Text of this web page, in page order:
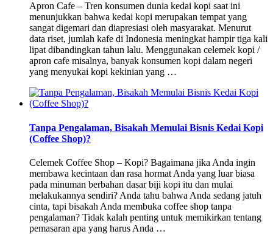
Apron Cafe – Tren konsumen dunia kedai kopi saat ini
menunjukkan bahwa kedai kopi merupakan tempat yang
sangat digemari dan diapresiasi oleh masyarakat. Menurut
data riset, jumlah kafe di Indonesia meningkat hampir tiga kali
lipat dibandingkan tahun lalu. Menggunakan celemek kopi /
apron cafe misalnya, banyak konsumen kopi dalam negeri
yang menyukai kopi kekinian yang …
Tanpa Pengalaman, Bisakah Memulai Bisnis Kedai Kopi
(Coffee Shop)?
Celemek Coffee Shop – Kopi? Bagaimana jika Anda ingin
membawa kecintaan dan rasa hormat Anda yang luar biasa
pada minuman berbahan dasar biji kopi itu dan mulai
melakukannya sendiri? Anda tahu bahwa Anda sedang jatuh
cinta, tapi bisakah Anda membuka coffee shop tanpa
pengalaman? Tidak kalah penting untuk memikirkan tentang
pemasaran apa yang harus Anda …